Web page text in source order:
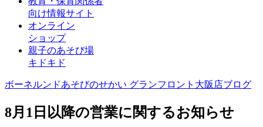
向け情報サイト
オンライン
ショップ
親子のあそび場
キドキド
ボーネルンドあそびのせかい グランフロント大阪店ブログ
8月1日以降の営業に関するお知らせ